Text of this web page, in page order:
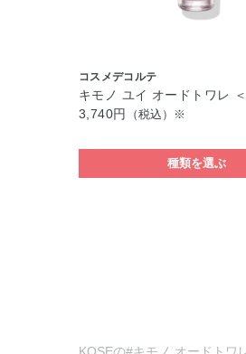
コスメデコルテ
キモノ ユイ オードトワレ
3,740円
（税込）※
種類を選ぶ